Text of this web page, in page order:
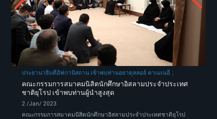
ประธานาธิบดีอัฟกานิสถาน เข้าพบท่านอยาตุลลอฮ์ คาเมเนอี
คณะกรรมการสมาคมนิสิตนักศึกษาอิสลามประจำประเทศ
ชาติยุโรป เข้าพบท่านผู้นำสูงสุด
2 /Jan/ 2023
คณะกรรมการสมาคมนิสิตนักศึกษาอิสลามประจำประเทศชาติยุโรป